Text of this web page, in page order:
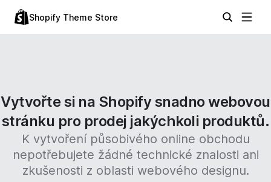
Shopify Theme Store
Vytvořte si na Shopify snadno webovou
stránku pro prodej jakýchkoli produktů.
K vytvoření působivého online obchodu
nepotřebujete žádné technické znalosti ani
zkušenosti z oblasti webového designu.